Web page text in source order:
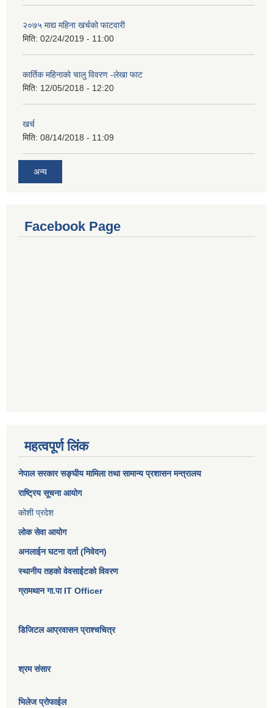
२०७५ माद्य महिना खर्चको फाटवारी
मिति: 02/24/2019 - 11:00
कार्तिक महिनाको चालु विवरण -लेखा फाट
मिति: 12/05/2018 - 12:20
खर्च
मिति: 08/14/2018 - 11:09
अन्य
Facebook Page
महत्वपूर्ण लिंक
नेपाल सरकारसङ्घीय मामिला तथा सामान्य प्रशासन मन्त्रालय
राष्ट्रिय सूचना आयोग
कोशी प्रदेश
लोक सेवा आयोग
अनलाईन घटना दर्ता (निवेदन)
स्थानीय तहको वेवसाईटको विवरण
ग्रामथान गा.पा IT Officer
डिजिटल आप्रवासन प्राश्चचित्र
श्रम संसार
भिलेज प्रोफाईल